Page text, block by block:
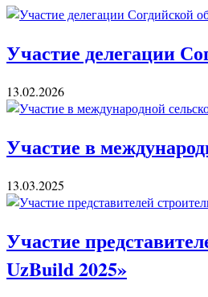
Участие делегации
13.02.2026
Участие в
13.03.2025
Участие
UzBuild 2025»